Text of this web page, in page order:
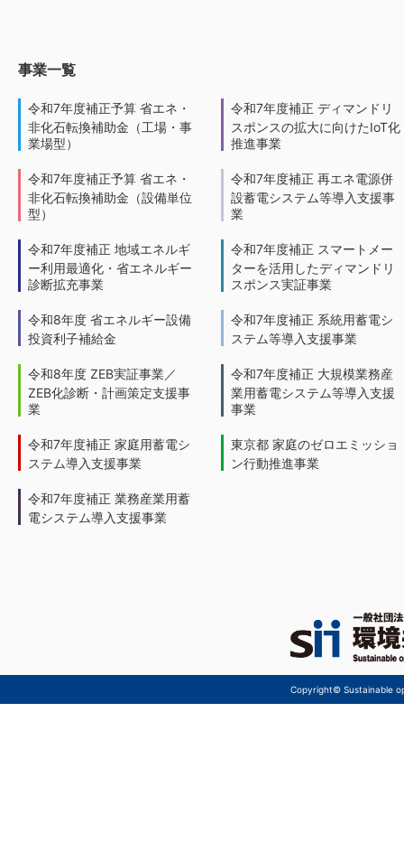
事業一覧
令和7年度補正予算 省エネ・
非化石転換補助金（工場・事
業場型）
令和7年度補正予算 省エネ・
非化石転換補助金（設備単位
型）
令和7年度補正 地域エネルギ
ー利用最適化・省エネルギー
診断拡充事業
令和8年度 省エネルギー設備
投資利子補給金
令和8年度 ZEB実証事業／
ZEB化診断・計画策定支援事
業
令和7年度補正 家庭用蓄電シ
ステム導入支援事業
令和7年度補正 業務産業用蓄
電システム導入支援事業
令和7年度補正 ディマンドリ
スポンスの拡大に向けたIoT化
推進事業
令和7年度補正 再エネ電源併
設蓄電システム等導入支援事
業
令和7年度補正 スマートメー
ターを活用したディマンドリ
スポンス実証事業
令和7年度補正 系統用蓄電シ
ステム等導入支援事業
令和7年度補正 大規模業務産
業用蓄電システム等導入支援
事業
東京都 家庭のゼロエミッショ
ン行動推進事業
Copyright© Sustainable